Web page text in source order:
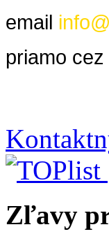
email
priamo cez
Zľavy